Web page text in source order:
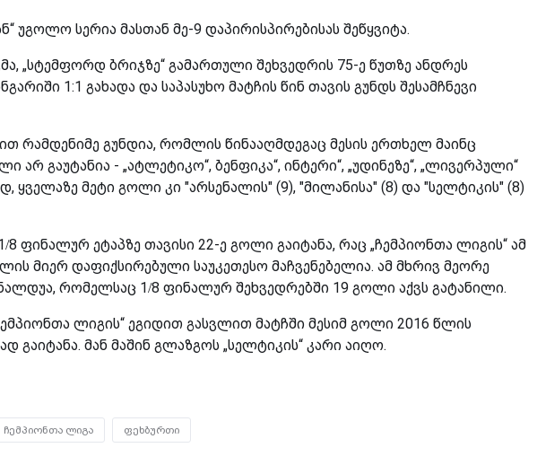
უგოლო სერია მასთან მე-9 დაპირისპირებისას შეწყვიტა.
„სტემფორდ ბრიჯზე“ გამართული შეხვედრის 75-ე წუთზე ანდრეს
1:1 გახადა და საპასუხო მატჩის წინ თავის გუნდს შესამჩნევი
რამდენიმე გუნდია, რომლის წინააღმდეგაც მესის ერთხელ მაინც
არ გაუტანია - „ატლეტიკო“, ბენფიკა“, ინტერი“, „უდინეზე“, „ლივერპული“
ყველაზე მეტი გოლი კი "არსენალის" (9), "მილანისა" (8) და "სელტიკის" (8)
8 ფინალურ ეტაპზე თავისი 22-ე გოლი გაიტანა, რაც „ჩემპიონთა ლიგის“ ამ
მიერ დაფიქსირებული საუკეთესო მაჩვენებელია. ამ მხრივ მეორე
რომელსაც 1/8 ფინალურ შეხვედრებში 19 გოლი აქვს გატანილი.
ლიგის“ ეგიდით გასვლით მატჩში მესიმ გოლი 2016 წლის
გაიტანა. მან მაშინ გლაზგოს „სელტიკის“ კარი აიღო.
ჩემპიონთა ლიგა ფეხბურთი